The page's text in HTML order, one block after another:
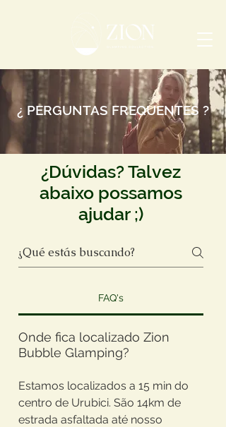
¿ PERGUNTAS FREQUENTES ?
¿Dúvidas? Talvez
abaixo possamos
ajudar ;)
FAQ's
Onde fica localizado Zion
Bubble Glamping?
Estamos localizados a 15 min do
centro de Urubici. São 14km de
estrada asfaltada até nosso